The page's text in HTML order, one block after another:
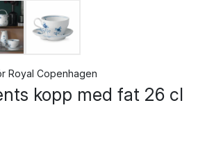
Royal Copenhagen
kopp med fat 26 cl